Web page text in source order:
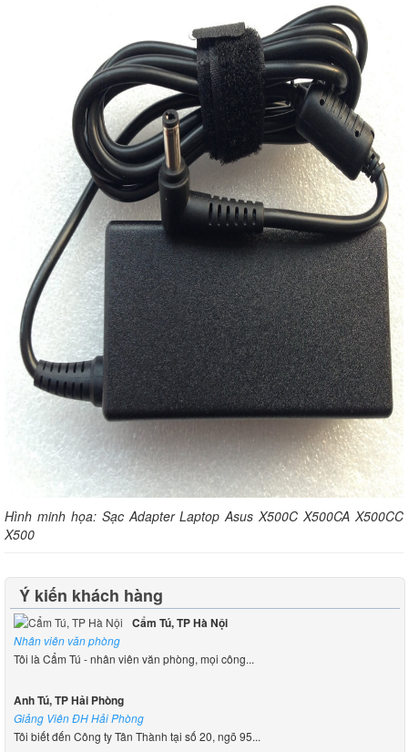
Hình minh họa: Sạc Adapter Laptop Asus X500C X500CA X500CC
X500
Ý kiến khách hàng
Cẩm Tú, TP Hà Nội
Nhân viên văn phòng
Tôi là Cẩm Tú - nhân viên văn phòng, mọi công...
Anh Tú, TP Hải Phòng
Giảng Viên ĐH Hải Phòng
Tôi biết đến Công ty Tân Thành tại số 20, ngõ 95...